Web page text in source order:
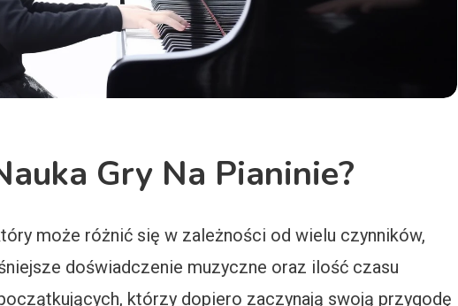
Gry Na Pianinie?
może różnić się w zależności od wielu czynników,
doświadczenie muzyczne oraz ilość czasu
którzy dopiero zaczynają swoją przygodę